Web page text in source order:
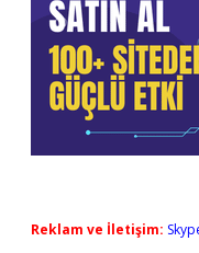
Reklam ve İletişim: